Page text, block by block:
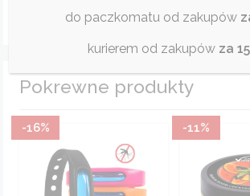
włączonych urządzeń grzewczych.
Pokrewne produkty
-16% -11%
do paczkomatu od zakupów
kurierem od zakupów za